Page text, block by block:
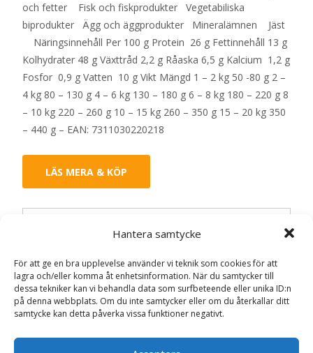
Hantera samtycke
För att ge en bra upplevelse använder vi teknik som cookies för att
lagra och/eller komma åt enhetsinformation. När du samtycker till
dessa tekniker kan vi behandla data som surfbeteende eller unika ID:n
på denna webbplats. Om du inte samtycker eller om du återkallar ditt
samtycke kan detta påverka vissa funktioner negativt.
och fetter Fisk och fiskprodukter Vegetabiliska
biprodukter Ägg och äggprodukter Mineralämnen Jäst
Näringsinnehåll Per 100 g Protein 26 g Fettinnehåll 13 g
Kolhydrater 48 g Växttråd 2,2 g Råaska 6,5 g Kalcium 1,2 g
Fosfor 0,9 g Vatten 10 g Vikt Mängd 1 – 2 kg 50 -80 g 2 –
4 kg 80 – 130 g 4 – 6 kg 130 – 180 g 6 – 8 kg 180 – 220 g 8
– 10 kg 220 – 260 g 10 – 15 kg 260 – 350 g 15 – 20 kg 350
– 440 g – EAN: 7311030220218
LÄS MERA & KÖP
Recensioner (0)
Recensioner